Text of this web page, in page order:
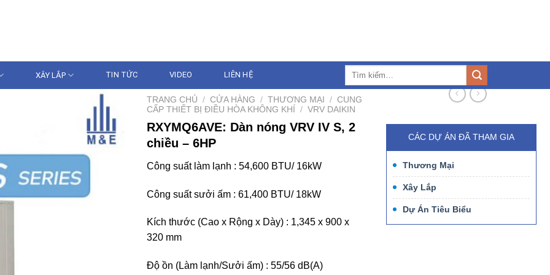
XÂY LẮP TIN TỨC VIDEO LIÊN HỆ
Tìm
TRANG CHỦ / CỬA HÀNG / THƯƠNG MẠI / CUNG
CẤP THIẾT BỊ ĐIỀU HÒA KHÔNG KHÍ
/ VRV DAIKIN
RXYMQ6AVE: Dàn nóng VRV IV S, 2
chiều – 6HP
Công suất làm lạnh : 54,600 BTU/ 16kW
Công suất sưởi ấm : 61,400 BTU/ 18kW
Kích thước (Cao x Rộng x Dày) : 1,345 x 900 x
320 mm
Độ ồn (Làm lạnh/Sưởi ấm) : 55/56 dB(A)
CÁC DỰ ÁN ĐÃ THAM GIA
Thương Mại
Xây Lắp
Dự Án Tiêu Biểu